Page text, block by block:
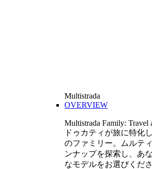
Multistrada
OVERVIEW
Multistrada Family: Travel
ドゥカティが旅に特化
のファミリー。ムルテ
ンナップを探索し、あ
なモデルをお選びくださ